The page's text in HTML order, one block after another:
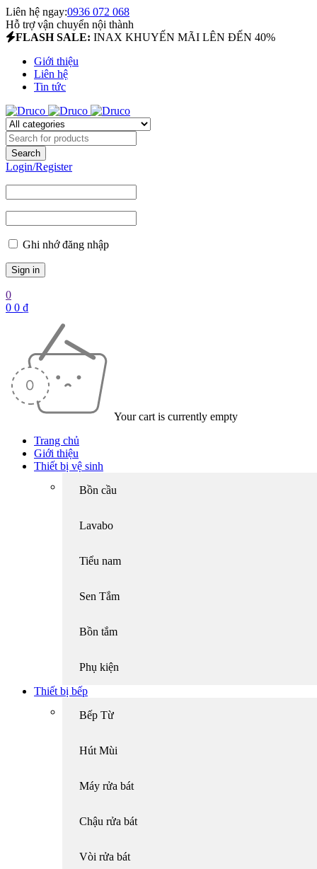
Liên hệ ngay:0936 072 068
Hỗ trợ vận chuyển nội thành
FLASH SALE: INAX KHUYẾN MÃI LÊN ĐẾN 40%
Giới thiệu
Liên hệ
Tin tức
Login/Register
Ghi nhớ đăng nhập
0
0 0 ₫
Your cart is currently empty
Trang chủ
Giới thiệu
Thiết bị vệ sinh
Bồn cầu
Lavabo
Tiểu nam
Sen Tắm
Bồn tắm
Phụ kiện
Thiết bị bếp
Bếp Từ
Hút Mùi
Máy rửa bát
Chậu rửa bát
Vòi rửa bát